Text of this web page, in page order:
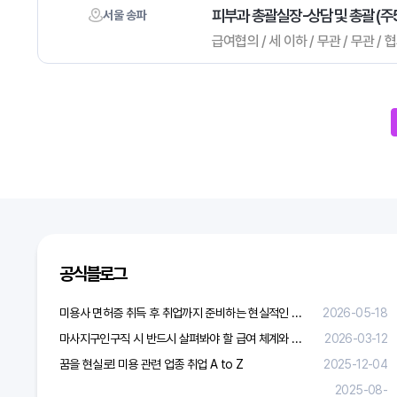
서울 송파 피부과 총괄실장-상담 및 총괄 (
급여협의 / 세 이하 / 무관 / 무관 /
공식블로그
미용사 면허증 취득 후 취업까지 준비하는 현실적인 방법
2026-05-18
마사지구인구직 시 반드시 살펴봐야 할 급여 체계와 합리적 보상 가이드
2026-03-12
꿈을 현실로! 미용 관련 업종 취업 A to Z
2025-12-04
2025-08-